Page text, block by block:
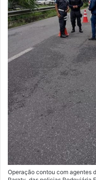
Operação contou com agentes